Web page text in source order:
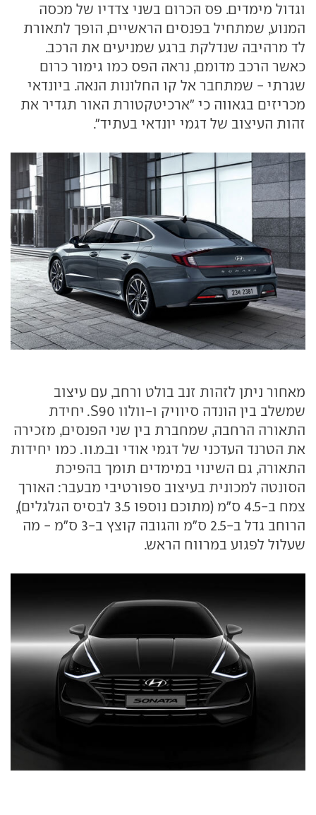
וגדול מימדים. פס הכרום בשני צדדיו של מכסה
המנוע, שמתחיל בפנסים הראשיים, הופך לתאורת
לד מרהיבה שנדלקת ברגע שמניעים את הרכב.
כאשר הרכב מדומם, נראה הפס כמו גימור כרום
שגרתי - שמתחבר אל קו החלונות הנאה. ביונדאי
מכריזים בגאווה כי "ארכיטקטורת האור תגדיר את
זהות העיצוב של דגמי יונדאי בעתיד".
מאחור ניתן לזהות זנב בולט ורחב, עם עיצוב
שמשלב בין הונדה סיוויק ו-וולוו S90. יחידת
התאורה הרחבה, שמחברת בין שני הפנסים, מזכירה
את הטרנד העדכני של דגמי אודי וב.מ.וו. כמו יחידות
התאורה, גם השינוי במימדים תומך בהפיכת
הסונטה למכונית בעיצוב ספורטיבי מבעבר: האורך
צמח ב-4.5 ס"מ (מתוכם נוספו 3.5 לבסיס הגלגלים),
הרוחב גדל ב-2.5 ס"מ והגובה קוצץ ב-3 ס"מ - מה
שעלול לפגוע במרווח הראש.